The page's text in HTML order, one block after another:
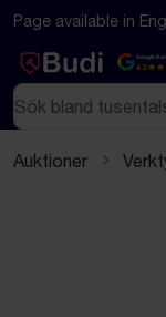
Hoppa till innehåll
Textbaserad
Page available in
Google
4.5
Sök
Auktioner